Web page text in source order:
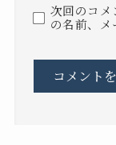
次回のコ
の名前、メ